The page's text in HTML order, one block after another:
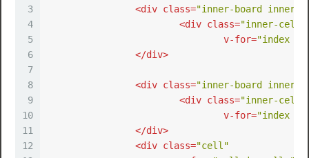
3
4
5
6
7
8
9
10
11
12
<div class="inner-board inner-
<div class="inner-cell"
v-for="index in
</div>
<div class="inner-board inner-
<div class="inner-cell"
v-for="index in
</div>
<div class="cell"